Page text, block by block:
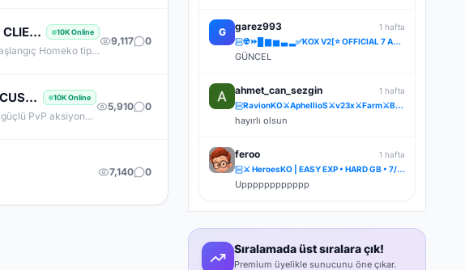
⏩ CHAOSKO ✅ ⚔️ 22 Mayıs Academy ⚔️ VIP PAKET HEDİYE ⭐✅ DirectX11 v2585 HD CLIENT ⭐ KEYSOFT ⭐ HOMEKO 10K Online
⚔️ SUNUCU ÖZELLİKLERİ ⚔️​ 2583 HD Güncel USKO Client DX11 ile yüksek FPS deneyimi 83 Level Full Skill başlangıç Homeko tipi DB yapısı GB ve item değerli ekonomi Anti AFK sistemi 7/24 aktif GM desteği CHAOSKO - GENEL BİLGİLER​ Başlangıç Bilgileri ⚔️ Sunucumuza 83 Lv başlangıç ve FULL Skill olarak Maradon'da başlıyorsunuz. Açılışta maksimum karakterinizi 83 Lv + 5 REB yapabileceksiniz. İlerleyen dönemlerde kademe kademe REB seviyeleri arttırılacaktır.
9,117 0
⚔️ KO-MYKO.COM - VALOR⚔️ | RESMİ AÇILIŞ: 08.05.2026 | ⭐ YENİ AKADEMİ SUNUCUSU & HOŞ GELDİN HEDİYESİ ⭐ 10K Online
KO-MyKO, 72 seviye sınırına sahip bir farm sunucusudur; harika bir pazar odaklı sistemi, aktif etkinlikleri ve güçlü PvP aksiyonu bulunur. Knight Online’ın ilk versiyonlarını sevdiyseniz, sunucumuz nostaljik dönemi deneyimlemek için doğru yerdir.
5,910 0
7,140 0
G garez993
1 hafta
☢️⏩█ ▆ ▅ ▃ ▂✅KOX V2[⭐ OFFICIAL 7 AĞUSTOS CUMA 22.00 ▌V.2⭐] ✅ ⚔️⋆ BOL ETKİNLİK ⋆⚔️ ⋆ LIGHT FARM ⚔️
GÜNCEL
ahmet_can_sezgin
1 hafta
RavionKO⚔️AphellioS⚔️v23x⚔️Farm⚔️BETA 26.07.2026 [21:00] ⚔️OFFİCAL 31.07.2026 [21:00]⚔️Bakiye Ödüllü
hayırlı olsun
feroo
1 hafta
⚔️ HeroesKO | EASY EXP • HARD GB • 7/24 CR • FARM & PK ⚔️
Upppppppppppp
Sıralamada üst sıralara çık!
Premium üyelikle sunucunu öne çıkar.